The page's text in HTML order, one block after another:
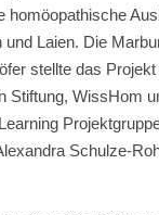
homöopathische
und Laien. Die
stellte das
Stiftung, WissHom
Schulze-